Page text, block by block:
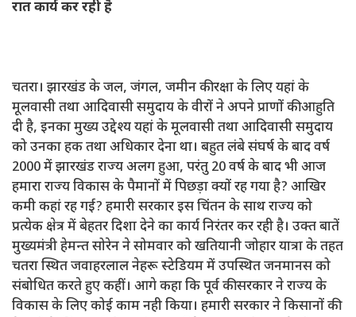
रात कार्य कर रही है
चतरा। झारखंड के जल, जंगल, जमीन की रक्षा के लिए यहां के
मूलवासी तथा आदिवासी समुदाय के वीरों ने अपने प्राणों की आहुति
दी है, इनका मुख्य उद्देश्य यहां के मूलवासी तथा आदिवासी समुदाय
को उनका हक तथा अधिकार देना था। बहुत लंबे संघर्ष के बाद वर्ष
2000 में झारखंड राज्य अलग हुआ, परंतु 20 वर्ष के बाद भी आज
हमारा राज्य विकास के पैमानों में पिछड़ा क्यों रह गया है? आखिर
कमी कहां रह गई? हमारी सरकार इस चिंतन के साथ राज्य को
प्रत्येक क्षेत्र में बेहतर दिशा देने का कार्य निरंतर कर रही है। उक्त बातें
मुख्यमंत्री हेमन्त सोरेन ने सोमवार को खतियानी जोहार यात्रा के तहत
चतरा स्थित जवाहरलाल नेहरू स्टेडियम में उपस्थित जनमानस को
संबोधित करते हुए कहीं। आगे कहा कि पूर्व की सरकार ने राज्य के
विकास के लिए कोई काम नही किया। हमारी सरकार ने किसानों की